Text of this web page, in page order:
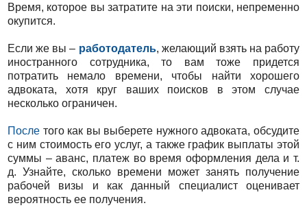
Время, которое вы затратите на эти поиски, непременно
окупится.
Если же вы – работодатель, желающий взять на работу
иностранного сотрудника, то вам тоже придется
потратить немало времени, чтобы найти хорошего
адвоката, хотя круг ваших поисков в этом случае
несколько ограничен.
После того как вы выберете нужного адвоката, обсудите
с ним стоимость его услуг, а также график выплаты этой
суммы – аванс, платеж во время оформления дела и т.
д. Узнайте, сколько времени может занять получение
рабочей визы и как данный специалист оценивает
вероятность ее получения.